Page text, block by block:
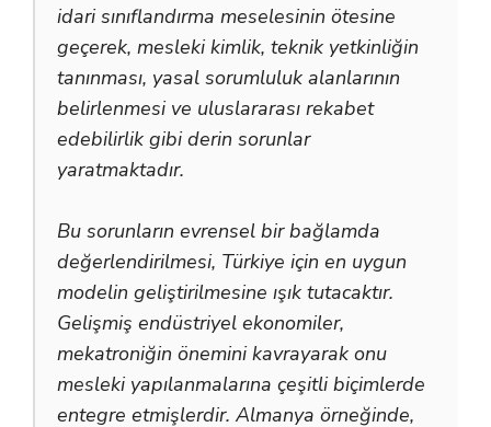
idari sınıflandırma meselesinin ötesine
geçerek, mesleki kimlik, teknik yetkinliğin
tanınması, yasal sorumluluk alanlarının
belirlenmesi ve uluslararası rekabet
edebilirlik gibi derin sorunlar
yaratmaktadır.
Bu sorunların evrensel bir bağlamda
değerlendirilmesi, Türkiye için en uygun
modelin geliştirilmesine ışık tutacaktır.
Gelişmiş endüstriyel ekonomiler,
mekatroniğin önemini kavrayarak onu
mesleki yapılanmalarına çeşitli biçimlerde
entegre etmişlerdir. Almanya örneğinde,